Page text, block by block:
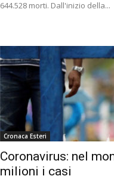
644.528 morti. Dall'inizio della...
Cronaca Esteri
Coronavirus: nel
milioni i casi